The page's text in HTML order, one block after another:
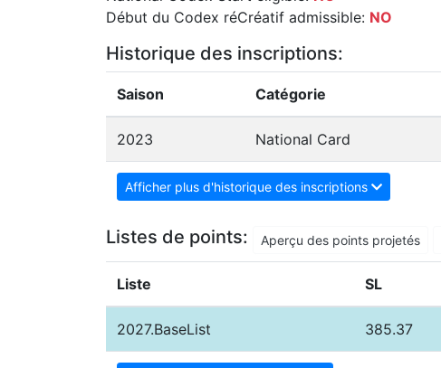
Début du Codex réCréatif admissible: NO
Historique des inscriptions:
Saison Catégorie
2023 National Card
Afficher plus d'historique des inscriptions
Listes de points: Aperçu des points projetés
Liste SL
2027.BaseList 385.37